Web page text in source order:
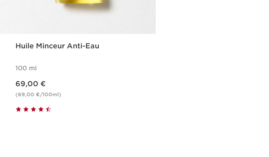
Huile Minceur Anti-Eau
100 ml
69,00 €
(69,00 €/100ml)